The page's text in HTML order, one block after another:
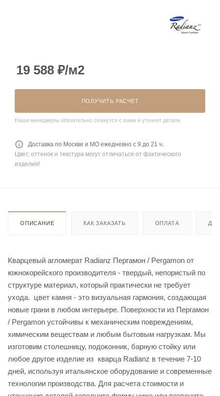
19 588 ₽/м2
ПОЛУЧИТЬ РАСЧЕТ
Наши менеджеры обязательно свяжутся с вами и уточнят детали
Доставка по Москве и МО ежедневно с 9 до 21 ч.
Цвет, оттенок и текстура могут отличаться от фактического
изделия!
ОПИСАНИЕ КАК ЗАКАЗАТЬ ОПЛАТА
Кварцевый агломерат Radianz Пергамон / Pergamon от
южнокорейского производителя - твердый, непористый по
структуре материал, который практически не требует
ухода. цвет камня - это визуальная гармония, создающая
новые грани в любом интерьере. Поверхности из Пергамон
/ Pergamon устойчивы к механическим повреждениям,
химическим веществам и любым бытовым нагрузкам. Мы
изготовим столешницу, подоконник, барную стойку или
любое другое изделие из кварца Radianz в течение 7-10
дней, используя итальянское оборудование и современные
технологии производства. Для расчета стоимости и